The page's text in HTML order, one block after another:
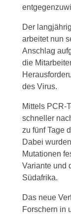
Der
arbeitet nun
Anschlag
die
des Virus.
Mittels PCR-
schneller
zu fünf Tage
Dabei
Mutationen
Variante und
Südafrika.
Das neue
Forschern in